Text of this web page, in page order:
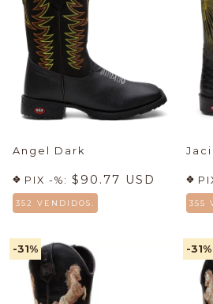
Angel Dark
PIX -%: $90.77 USD
352 VENDIDOS.
Jaci
355
-31% -31%